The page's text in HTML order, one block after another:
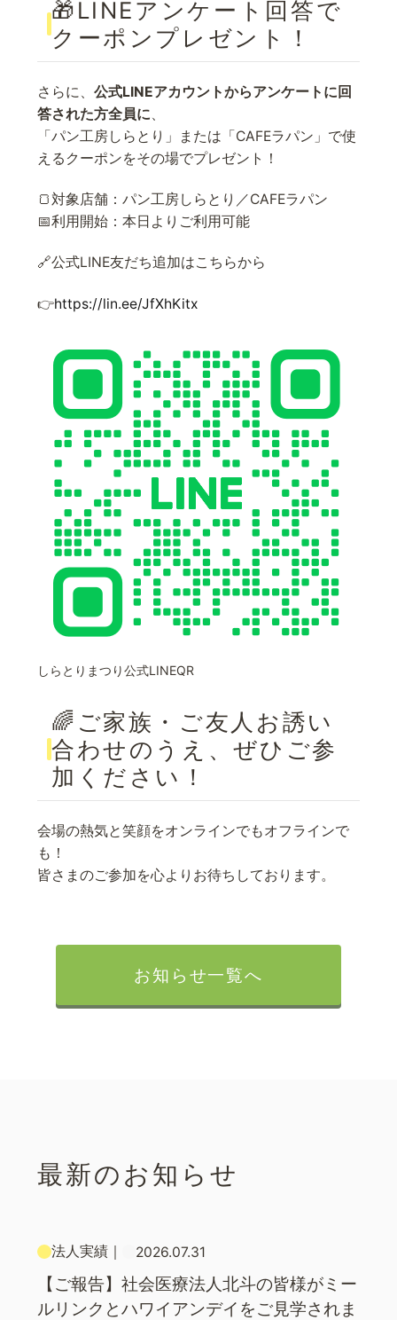
🎁LINEアンケート回答で
クーポンプレゼント！
さらに、 公式LINEアカウントからアンケートに回
答された方全員に、
「パン工房しらとり」または「CAFEラパン」で使
えるクーポンをその場でプレゼント！
🍞対象店舗：パン工房しらとり／CAFEラパン
📅利用開始：本日よりご利用可能
🔗公式LINE友だち追加はこちらから
👉https://lin.ee/JfXhKitx
しらとりまつり公式LINEQR
🌈ご家族・ご友人お誘い
合わせのうえ、ぜひご参
加ください！
会場の熱気と笑顔をオンラインでもオフラインで
も！
皆さまのご参加を心よりお待ちしております。
お知らせ一覧へ
最新のお知らせ
法人実績｜ 2026.07.31
【ご報告】社会医療法人北斗の皆様がミー
ルリンクとハワイアンデイをご見学されま